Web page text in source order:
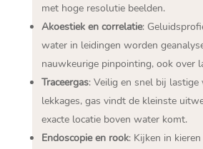
met hoge resolutie beelden.​
Akoestiek en correlatie:
water in leidingen worden
nauwkeurige pinpointing, ook over
Traceergas: Veilig en snel bij lastige
lekkages, gas vindt de kleinste
exacte locatie boven water komt.​
Endoscopie en rook: Kijken in